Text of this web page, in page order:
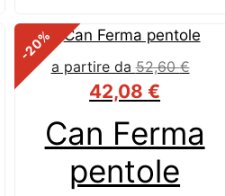
-20
%
Can Ferma
pentole
a partire da52,60€
42,08€